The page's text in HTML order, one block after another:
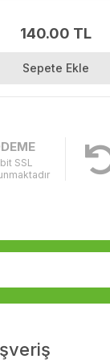
140.00 TL
Sepete Ekle
SSL